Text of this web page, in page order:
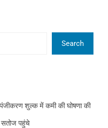
Search
शुल्क में कमी की घोषणा की
पहुंचे